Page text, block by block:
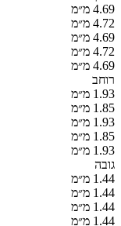
4.69 מ״מ
4.72 מ״מ
4.69 מ״מ
4.72 מ״מ
4.69 מ״מ
רוחב
1.93 מ״מ
1.85 מ״מ
1.93 מ״מ
1.85 מ״מ
1.93 מ״מ
גובה
1.44 מ״מ
1.44 מ״מ
1.44 מ״מ
1.44 מ״מ